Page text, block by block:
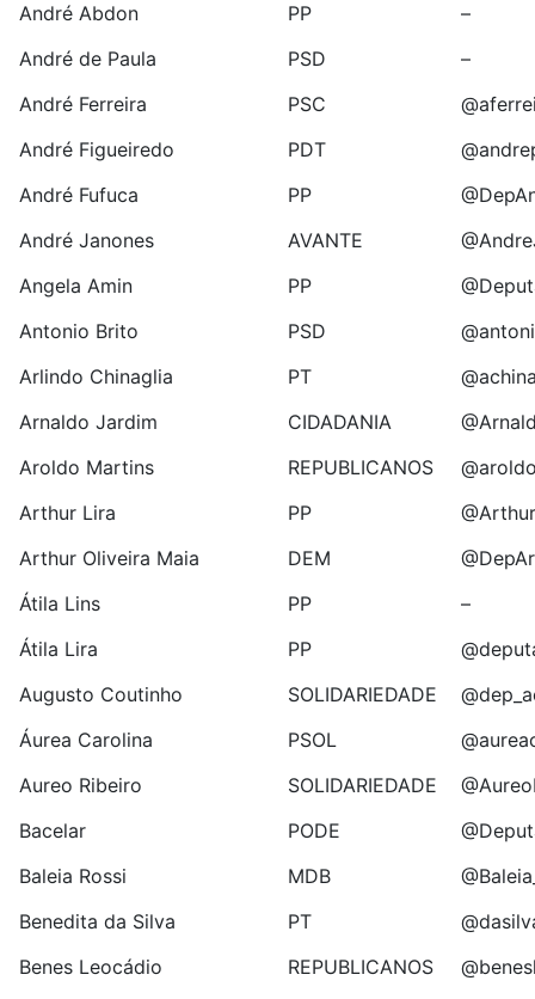
André Abdon
PP
–
André de Paula
PSD
–
André Ferreira
PSC
André Figueiredo
PDT
André Fufuca
PP
André Janones
AVANTE
Angela Amin
PP
Antonio Brito
PSD
Arlindo Chinaglia
PT
Arnaldo Jardim
CIDADANIA
Aroldo Martins
REPUBLICANOS
Arthur Lira
PP
Arthur Oliveira Maia
DEM
Átila Lins
PP
–
Átila Lira
PP
Augusto Coutinho
SOLIDARIEDADE
Áurea Carolina
PSOL
Aureo Ribeiro
SOLIDARIEDADE
Bacelar
PODE
Baleia Rossi
MDB
Benedita da Silva
PT
Benes Leocádio
REPUBLICANOS